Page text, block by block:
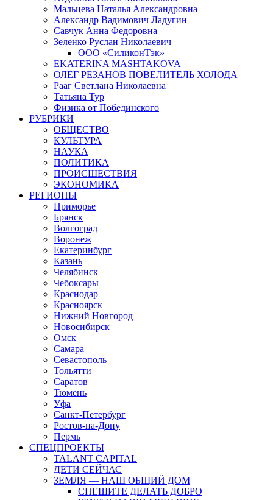
Мальцева Наталья Александровна
Александр Вадимович Ладугин
Савчук Анна Федоровна
Зеленко Руслан Николаевич
ООО «СиликонТэк»
EKATERINA MASHTAKOVA
ОЛЕГ РЕЗАНОВ ПОВЕЛИТЕЛЬ ХОЛОДА
Рааг Светлана Николаевна
Татьяна Тур
Физика от Побединского
РУБРИКИ
ОБЩЕСТВО
КУЛЬТУРА
НАУКА
ПОЛИТИКА
ПРОИСШЕСТВИЯ
ЭКОНОМИКА
РЕГИОНЫ
Приморье
Брянск
Волгоград
Воронеж
Екатеринбург
Казань
Челябинск
Чебоксары
Краснодар
Красноярск
Нижний Новгород
Новосибирск
Омск
Самара
Севастополь
Тольятти
Саратов
Тюмень
Уфа
Санкт-Петербург
Ростов-на-Дону
Пермь
СПЕЦПРОЕКТЫ
TALANT CAPITAL
ДЕТИ СЕЙЧАС
ЗЕМЛЯ — НАШ ОБЩИЙ ДОМ
СПЕШИТЕ ДЕЛАТЬ ДОБРО